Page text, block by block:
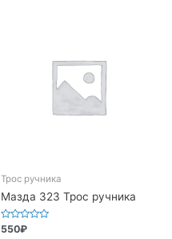
Трос ручника
Мазда 323 Трос ручника
Оценка
550₽